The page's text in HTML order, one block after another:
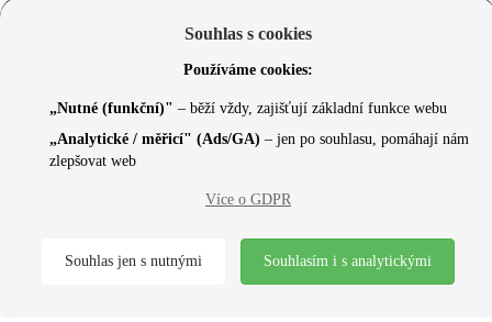
neziskovky.cz) | Design concept by
Souhlas s cookies
Používáme cookies:
„Nutné (funkční)" – běží vždy, zajišťují základní funkce webu
„Analytické / měřicí" (Ads/GA) – jen po souhlasu, pomáhají nám
zlepšovat web
Více o GDPR
Souhlas jen s nutnými Souhlasím i s analytickými